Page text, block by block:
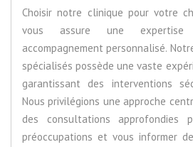
Choisir notre clinique pour votre
vous assure une
accompagnement personnalisé.
spécialisés possède une vaste
garantissant des interventions
Nous privilégions une approche
des consultations approfondies
préoccupations et vous informer